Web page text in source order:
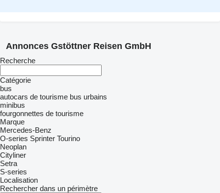
Annonces Gstöttner Reisen GmbH
Recherche
Catégorie
bus
autocars de tourisme bus urbains
minibus
fourgonnettes de tourisme
Marque
Mercedes-Benz
O-series Sprinter Tourino
Neoplan
Cityliner
Setra
S-series
Localisation
Rechercher dans un périmètre